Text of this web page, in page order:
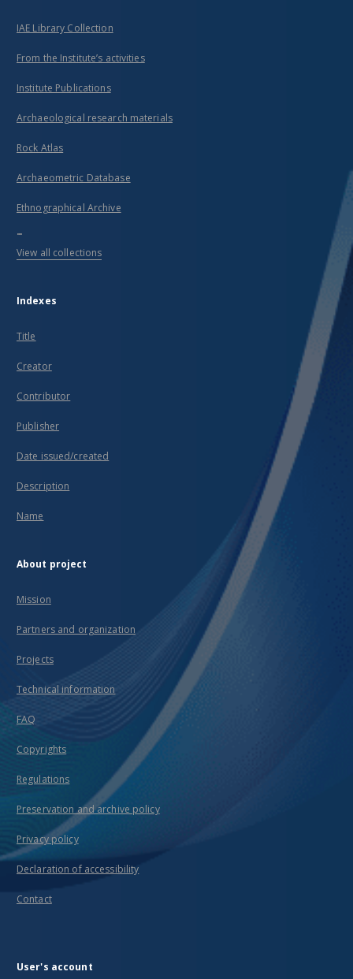
IAE Library Collection
From the Institute’s activities
Institute Publications
Archaeological research materials
Rock Atlas
Archaeometric Database
Ethnographical Archive
...
View all collections
Indexes
Title
Creator
Contributor
Publisher
Date issued/created
Description
Name
About project
Mission
Partners and organization
Projects
Technical information
FAQ
Copyrights
Regulations
Preservation and archive policy
Privacy policy
Declaration of accessibility
Contact
User's account